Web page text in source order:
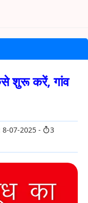
शुरू करें, गांव
07-2025
3